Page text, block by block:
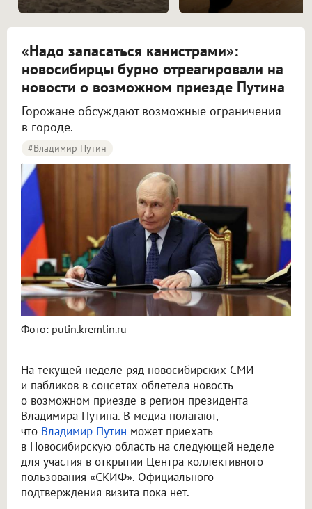
«Надо запасаться канистрами»:
новосибирцы бурно отреагировали на
новости о возможном приезде Путина
Горожане обсуждают возможные ограничения
в городе.
#Владимир Путин
Фото: putin.kremlin.ru
На текущей неделе ряд новосибирских СМИ
и пабликов в соцсетях облетела новость
о возможном приезде в регион президента
Владимира Путина. В медиа полагают,
что Владимир Путин может приехать
в Новосибирскую область на следующей неделе
для участия в открытии Центра коллективного
пользования «СКИФ». Официального
подтверждения визита пока нет.